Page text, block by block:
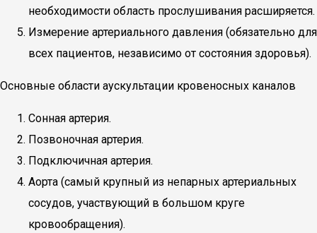
необходимости область прослушивания расширяется.
Измерение артериального давления (обязательно для
всех пациентов, независимо от состояния здоровья).
Основные области аускультации кровеносных каналов
Сонная артерия.
Позвоночная артерия.
Подключичная артерия.
Аорта (самый крупный из непарных артериальных
сосудов, участвующий в большом круге
кровообращения).